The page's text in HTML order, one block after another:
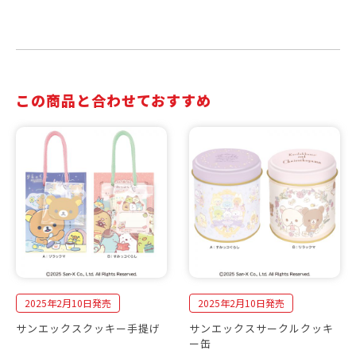
この商品と合わせておすすめ
2025年2月10日発売
サンエックスクッキー手提げ
2025年2月10日発売
サンエックスサークルクッキ
ー缶